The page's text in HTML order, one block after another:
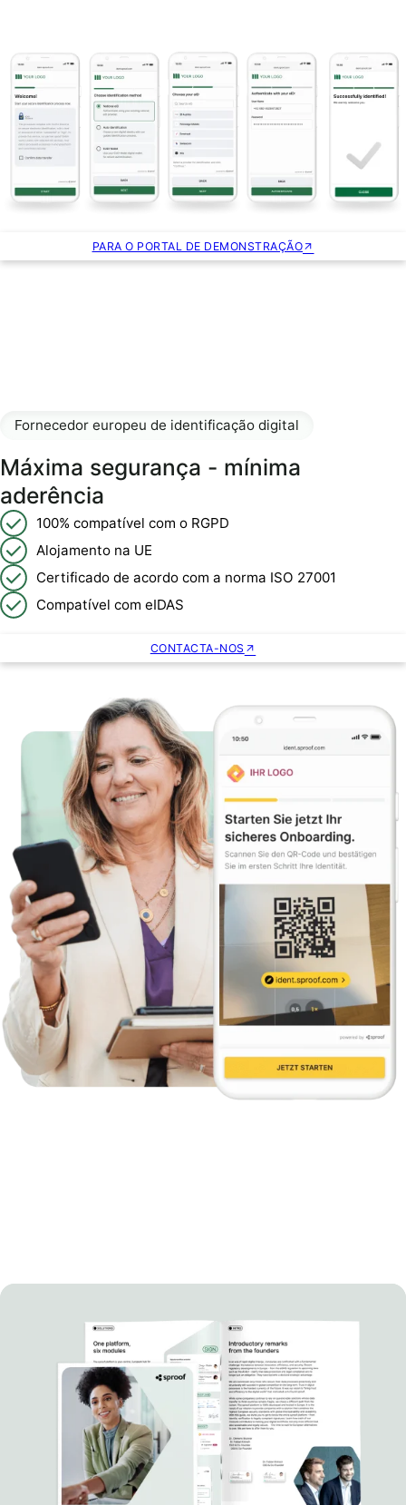
PARA O PORTAL DE DEMONSTRAÇÃO
Fornecedor europeu de identificação digital
Máxima segurança - mínima
aderência
100% compatível com o RGPD
Alojamento na UE
Certificado de acordo com a norma ISO 27001
Compatível com eIDAS
CONTACTA-NOS